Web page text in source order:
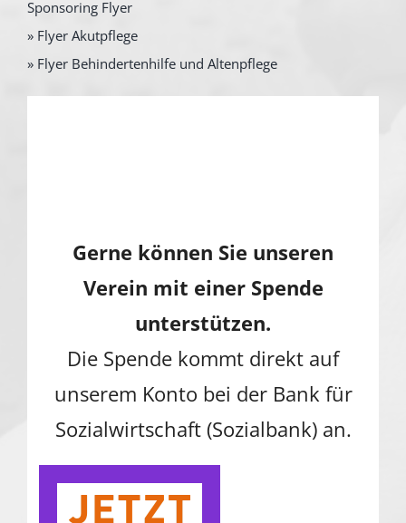
Sponsoring Flyer
» Flyer Akutpflege
» Flyer Behindertenhilfe und Altenpflege
Gerne können Sie unseren
Verein mit einer Spende
unterstützen.
Die Spende kommt direkt auf
unserem Konto bei der Bank für
Sozialwirtschaft (Sozialbank) an.